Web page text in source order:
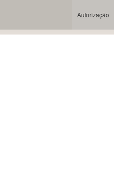
Autorização